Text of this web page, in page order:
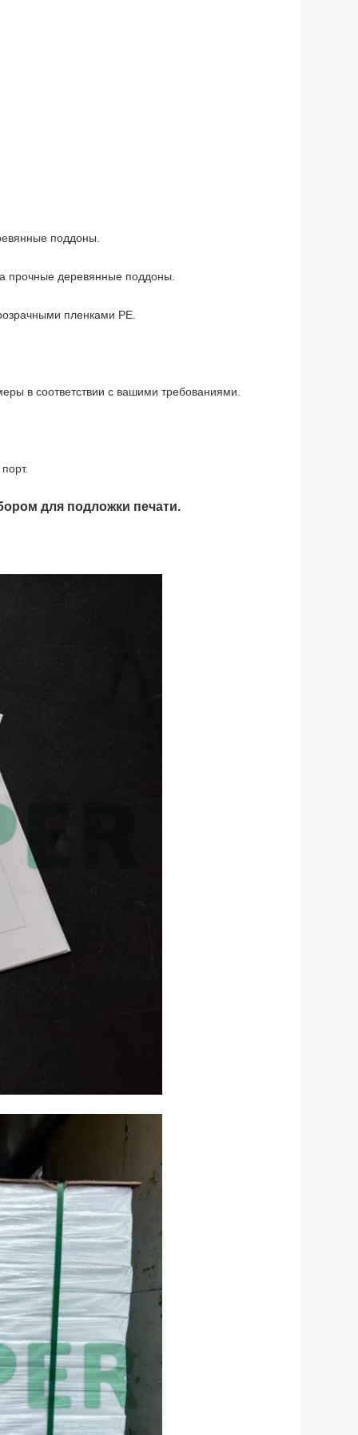
поддоны.
прочные деревянные поддоны.
пленками PE.
в соответствии с вашими требованиями.
для подложки печати.